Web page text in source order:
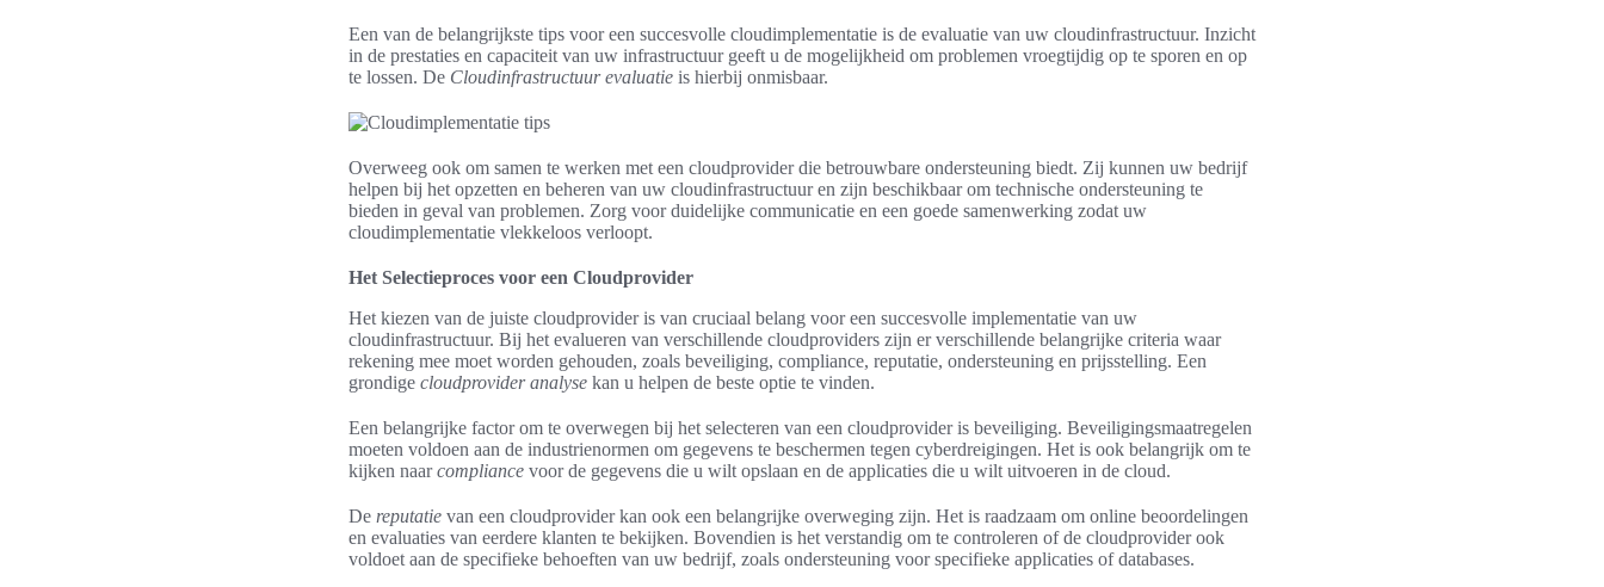
Een van de belangrijkste tips voor een succesvolle cloudimplementatie is de evaluatie van uw cloudinfrastructuur. Inzicht
in de prestaties en capaciteit van uw infrastructuur geeft u de mogelijkheid om problemen vroegtijdig op te sporen en op
te lossen. De Cloudinfrastructuur evaluatie is hierbij onmisbaar.
Overweeg ook om samen te werken met een cloudprovider die betrouwbare ondersteuning biedt. Zij kunnen uw bedrijf
helpen bij het opzetten en beheren van uw cloudinfrastructuur en zijn beschikbaar om technische ondersteuning te
bieden in geval van problemen. Zorg voor duidelijke communicatie en een goede samenwerking zodat uw
cloudimplementatie vlekkeloos verloopt.
Het Selectieproces voor een Cloudprovider
Het kiezen van de juiste cloudprovider is van cruciaal belang voor een succesvolle implementatie van uw
cloudinfrastructuur. Bij het evalueren van verschillende cloudproviders zijn er verschillende belangrijke criteria waar
rekening mee moet worden gehouden, zoals beveiliging, compliance, reputatie, ondersteuning en prijsstelling. Een
grondige cloudprovider analyse kan u helpen de beste optie te vinden.
Een belangrijke factor om te overwegen bij het selecteren van een cloudprovider is beveiliging. Beveiligingsmaatregelen
moeten voldoen aan de industrienormen om gegevens te beschermen tegen cyberdreigingen. Het is ook belangrijk om te
kijken naarcompliance voor de gegevens die u wilt opslaan en de applicaties die u wilt uitvoeren in de cloud.
De reputatie van een cloudprovider kan ook een belangrijke overweging zijn. Het is raadzaam om online beoordelingen
en evaluaties van eerdere klanten te bekijken. Bovendien is het verstandig om te controleren of de cloudprovider ook
voldoet aan de specifieke behoeften van uw bedrijf, zoals ondersteuning voor specifieke applicaties of databases.